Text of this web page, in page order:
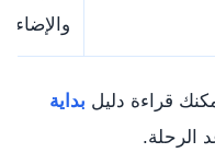
قراءة دليل بداية
الرحلة.